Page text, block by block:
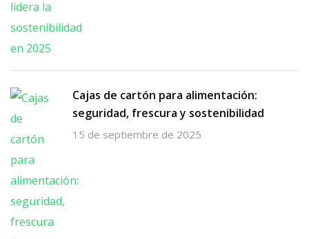
Cajas de cartón para alimentación:
seguridad, frescura y sostenibilidad
15 de septiembre de 2025